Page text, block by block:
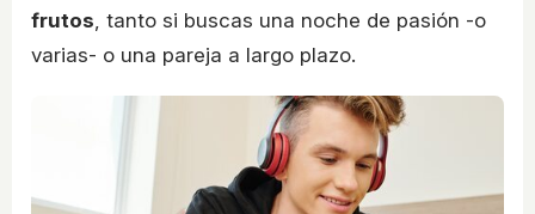
frutos, tanto si buscas una noche de pasión -o
varias- o una pareja a largo plazo.